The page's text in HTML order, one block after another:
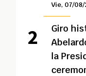
Vie, 07/
Giro
la